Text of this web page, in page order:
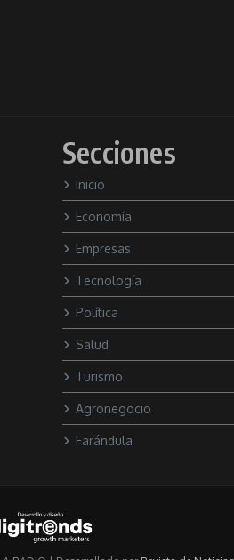
Secciones
Inicio
Economía
Empresas
Tecnología
Política
Salud
Turismo
Agronegocio
Farándula